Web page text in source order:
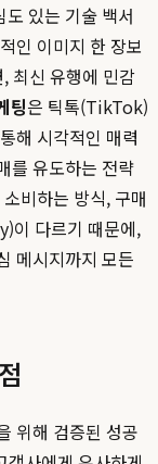
있는 기술 백서
인 이미지 한 장보
최신 유행에 민감
팅은 틱톡(TikTok)
해 시각적인 매력
를 유도하는 전략
비하는 방식, 구매
이 다르기 때문에,
메시지까지 모든
위해 검증된 성공